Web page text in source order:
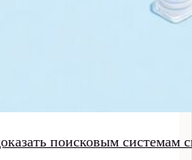
поисковым системам